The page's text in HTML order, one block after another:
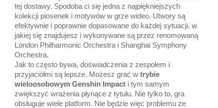
tej dostawy. Spodoba ci się jedna z najpiękniejszych
kolekcji piosenek i motywów w grze wideo. Utwory są
efektywnie i poprawnie dopasowane do każdej sytuacji, w
jakiej się znajdujesz i wykonywane są przez renomowaną
London Philharmonic Orchestra i Shanghai Symphony
Orchestra.
Jak to często bywa, doświadczenia z zespołem i
przyjaciółmi są lepsze. Możesz grać w trybie
wieloosobowym Genshin Impact i tym samym
zwiększyć wrażenia płynące z tytułu. Nie tylko to, gra
obsługuje wiele platform. Nie będzie więc problemu ze